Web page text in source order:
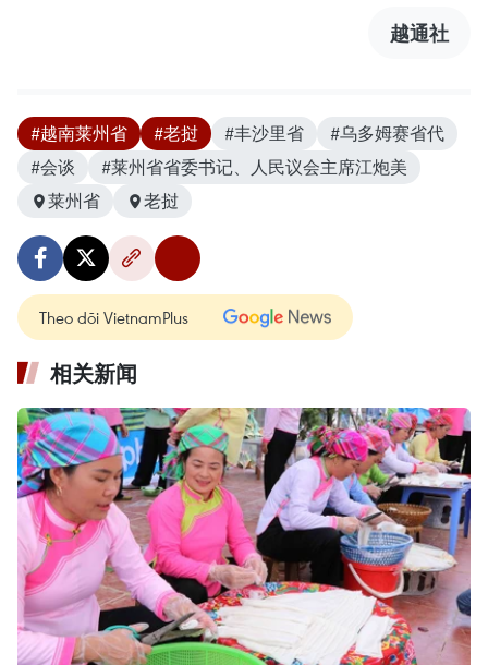
越通社
#越南莱州省 #老挝 #丰沙里省
#乌多姆赛省代
#会谈
#莱州省省委书记、人民议会主席江炮美
莱州省
老挝
Theo dõi VietnamPlus
相关新闻